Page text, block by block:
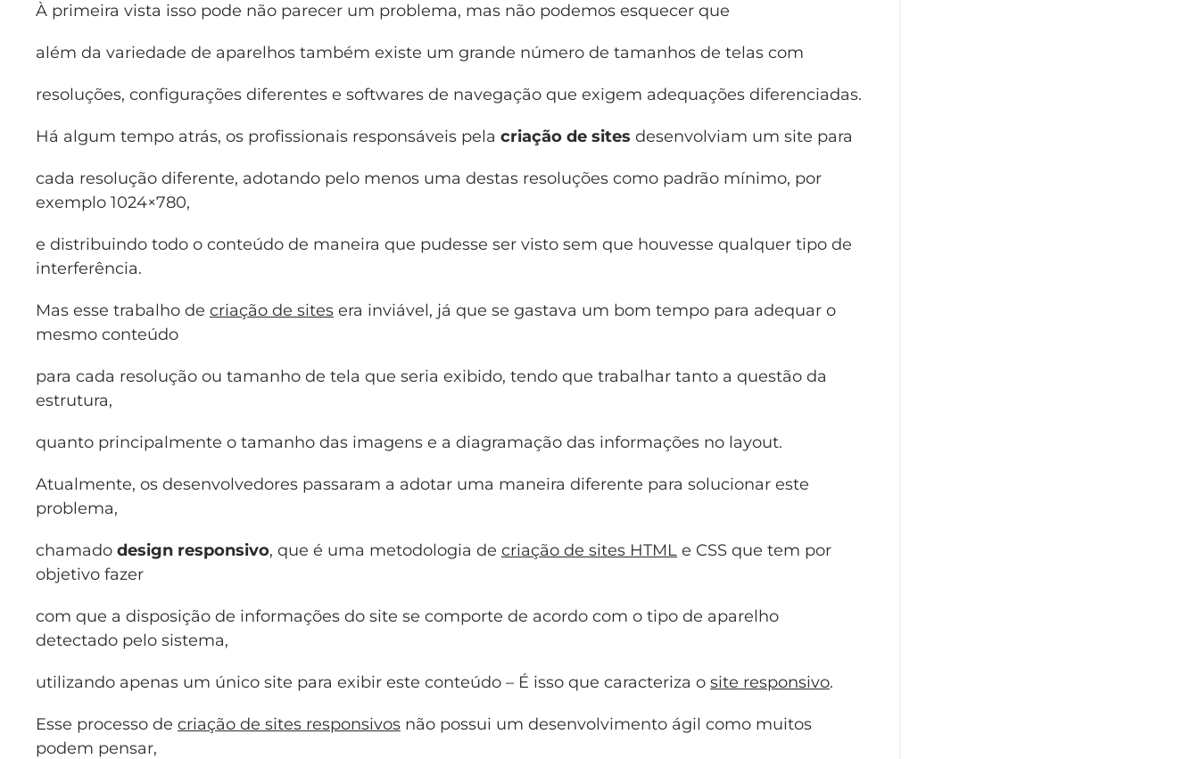
À primeira vista isso pode não parecer um problema, mas não podemos esquecer que
além da variedade de aparelhos também existe um grande número de tamanhos de telas com
resoluções, configurações diferentes e softwares de navegação que exigem adequações diferenciadas.
Há algum tempo atrás, os profissionais responsáveis pela criação de sites desenvolviam um site para
cada resolução diferente, adotando pelo menos uma destas resoluções como padrão mínimo, por
exemplo 1024×780,
e distribuindo todo o conteúdo de maneira que pudesse ser visto sem que houvesse qualquer tipo de
interferência.
Mas esse trabalho de criação de sites era inviável, já que se gastava um bom tempo para adequar o
mesmo conteúdo
para cada resolução ou tamanho de tela que seria exibido, tendo que trabalhar tanto a questão da
estrutura,
quanto principalmente o tamanho das imagens e a diagramação das informações no layout.
Atualmente, os desenvolvedores passaram a adotar uma maneira diferente para solucionar este
problema,
chamado design responsivo, que é uma metodologia de criação de sites HTML e CSS que tem por
objetivo fazer
com que a disposição de informações do site se comporte de acordo com o tipo de aparelho
detectado pelo sistema,
utilizando apenas um único site para exibir este conteúdo – É isso que caracteriza o site responsivo.
Esse processo de criação de sites responsivos não possui um desenvolvimento ágil como muitos
podem pensar,